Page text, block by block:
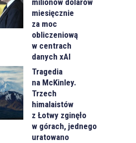
milionów dolarów
miesięcznie
za moc
obliczeniową
w centrach
danych xAI
Tragedia
na McKinley.
Trzech
himalaistów
z Łotwy zginęło
w górach, jednego
uratowano